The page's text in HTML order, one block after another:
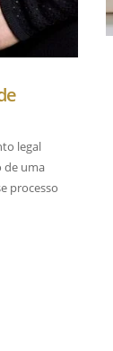
legal
de uma
processo